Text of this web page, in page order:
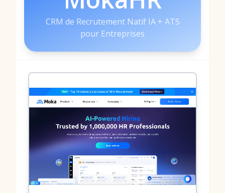
CRM de Recrutement Natif IA + ATS
pour Entreprises